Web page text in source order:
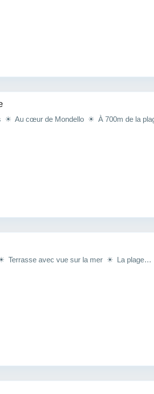
☀ Au cœur de Mondello ☀ À 700m de la
Terrasse avec vue sur la mer ☀ La plage…